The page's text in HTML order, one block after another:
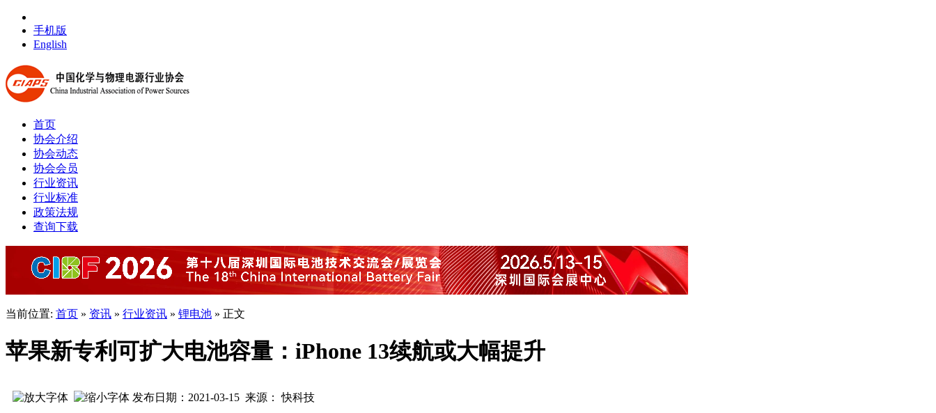
手机版
English
首页
协会介绍
协会动态
协会会员
行业资讯
行业标准
政策法规
查询下载
当前位置: 首页 » 资讯 » 行业资讯 » 锂电池 » 正文
苹果新专利可扩大电池容量：iPhone 13续航或大幅提升
发布日期：2021-03-15 来源： 快科技